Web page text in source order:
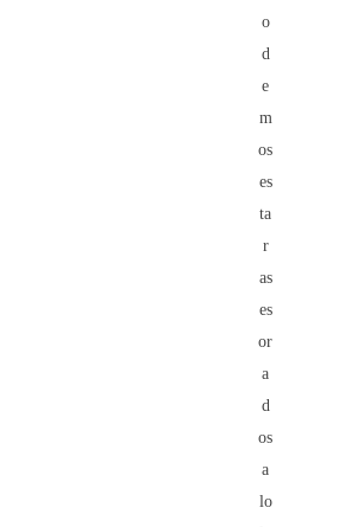
o
d
e
m
os
es
ta
r
as
es
or
a
d
os
a
lo